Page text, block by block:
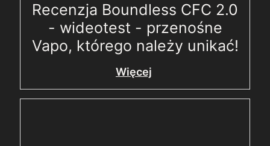
Recenzja Boundless CFC 2.0
- wideotest - przenośne
Vapo, którego należy unikać!
Więcej